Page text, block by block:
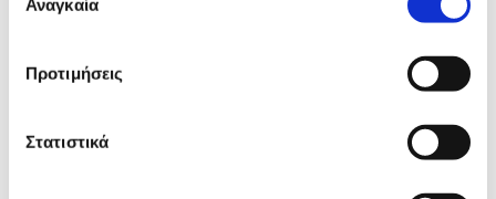
έχουν συλλέξει σε σχέση με την από μέρους σας χρήση
συγκατάθεσης
Αναγκαία
Προτιμήσεις
Στατιστικά
ΚΑΜΠΑΝΙΑ
ΓΙΑ ΤΑ